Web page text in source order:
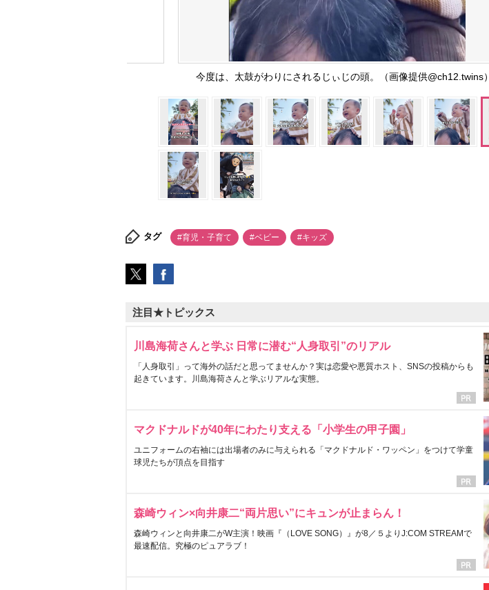
今度は、太鼓がわりにされるじぃじの頭。（画像提供@ch12.twins）
タグ #育児・子育て #ベビー #キッズ
注目★トピックス
川島海荷さんと学ぶ 日常に潜む“人身取引”のリアル
「人身取引」って海外の話だと思ってませんか？実は恋愛や悪質ホスト、SNSの投稿からも
起きています。川島海荷さんと学ぶリアルな実態。
マクドナルドが40年にわたり支える「小学生の甲子園」
ユニフォームの右袖には出場者のみに与えられる「マクドナルド・ワッペン」をつけて学童
球児たちが頂点を目指す
森崎ウィン×向井康二“両片思い”にキュンが止まらん！
森崎ウィンと向井康二がW主演！映画『（LOVE SONG）』が8／５よりJ:COM STREAMで
最速配信。究極のピュアラブ！